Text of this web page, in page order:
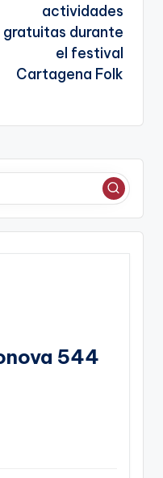
actividades
gratuitas durante
el festival
Cartagena Folk
544